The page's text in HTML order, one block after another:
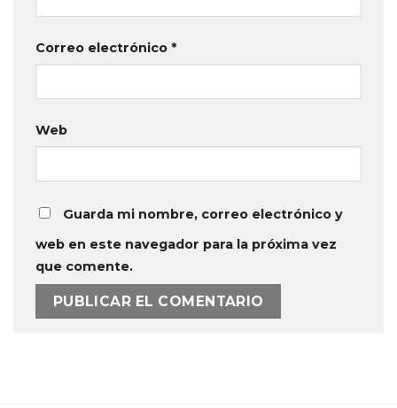
Correo electrónico *
Web
Guarda mi nombre, correo electrónico y
web en este navegador para la próxima vez
que comente.